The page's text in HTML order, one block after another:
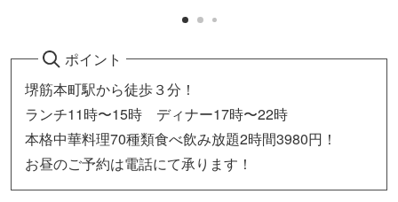
ポイント
堺筋本町駅から徒歩３分！
ランチ11時〜15時 ディナー17時〜22時
本格中華料理70種類食べ飲み放題2時間3980円！
お昼のご予約は電話にて承ります！